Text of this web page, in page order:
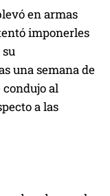
en armas
imponerles
una semana de
al
a las